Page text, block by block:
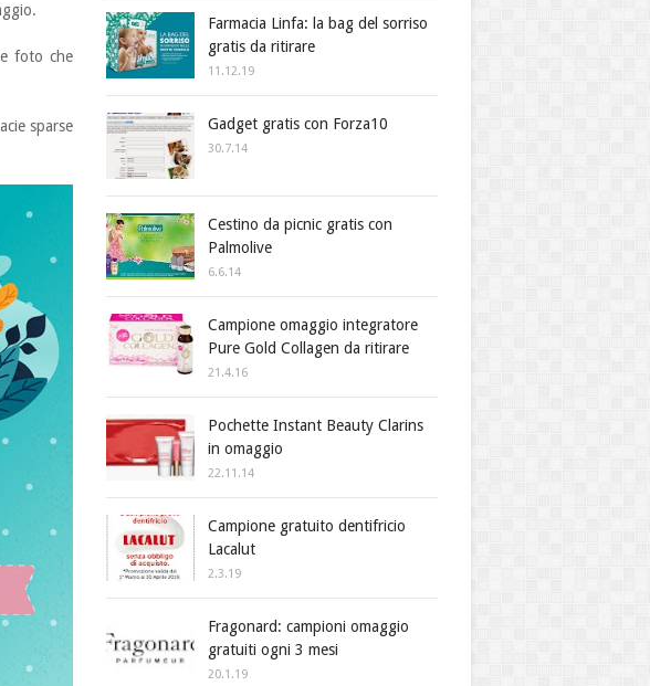
foto che
sparse
Farmacia Linfa: la bag del sorriso
gratis da ritirare
11.12.19
Gadget gratis con Forza10
30.7.14
Cestino da picnic gratis con
Palmolive
6.6.14
Campione omaggio integratore
Pure Gold Collagen da ritirare
21.4.16
Pochette Instant Beauty Clarins
in omaggio
22.11.14
Campione gratuito dentifricio
Lacalut
2.3.19
Fragonard: campioni omaggio
gratuiti ogni 3 mesi
20.1.19